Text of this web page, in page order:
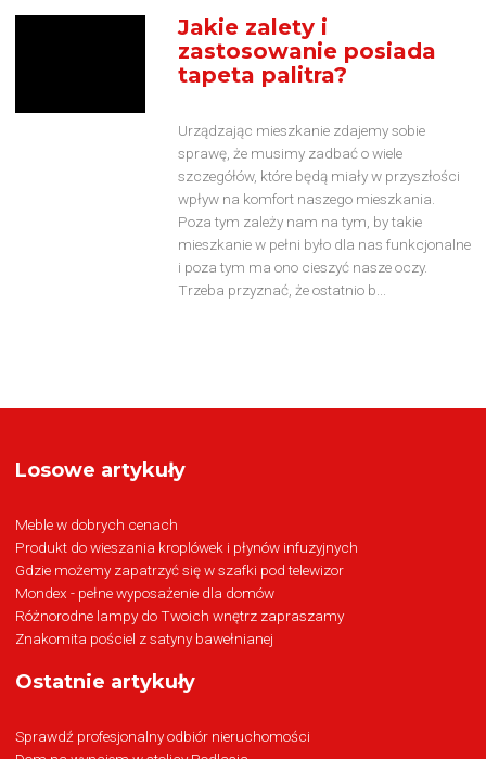
Jakie zalety i
zastosowanie posiada
tapeta palitra?
Urządzając mieszkanie zdajemy sobie
sprawę, że musimy zadbać o wiele
szczegółów, które będą miały w przyszłości
wpływ na komfort naszego mieszkania.
Poza tym zależy nam na tym, by takie
mieszkanie w pełni było dla nas funkcjonalne
i poza tym ma ono cieszyć nasze oczy.
Trzeba przyznać, że ostatnio b...
Losowe artykuły
Meble w dobrych cenach
Produkt do wieszania kroplówek i płynów infuzyjnych
Gdzie możemy zapatrzyć się w szafki pod telewizor
Mondex - pełne wyposażenie dla domów
Różnorodne lampy do Twoich wnętrz zapraszamy
Znakomita pościel z satyny bawełnianej
Ostatnie artykuły
Sprawdź profesjonalny odbiór nieruchomości